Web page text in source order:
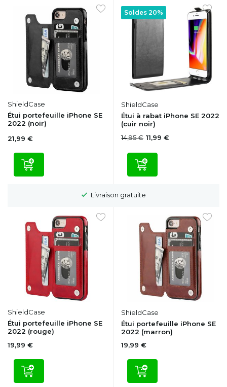
ShieldCase
Étui portefeuille iPhone SE
2022 (noir)
21,99 €
Soldes 20%
ShieldCase
Étui à rabat iPhone SE 2022
(cuir noir)
14,95 € 11,99 €
Délai de rétractation de 100 jours
ShieldCase
Étui portefeuille iPhone SE
2022 (rouge)
19,99 €
ShieldCase
Étui portefeuille iPhone SE
2022 (marron)
19,99 €